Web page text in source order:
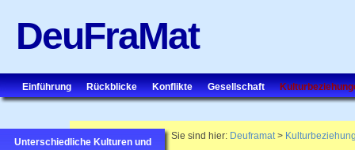
DeuFraMat
Einführung Rückblicke Konflikte Gesellschaft
Unterschiedliche Kulturen und
Sie sind hier: Deuframat>